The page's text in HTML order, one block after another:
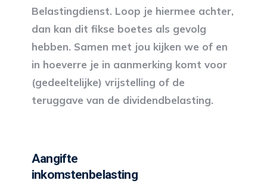
Belastingdienst. Loop je hiermee achter,
dan kan dit fikse boetes als gevolg
hebben. Samen met jou kijken we of en
in hoeverre je in aanmerking komt voor
(gedeeltelijke) vrijstelling of de
teruggave van de dividendbelasting.
Aangifte
inkomstenbelasting